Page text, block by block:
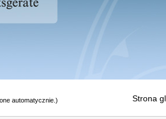
automatycznie.) Strona